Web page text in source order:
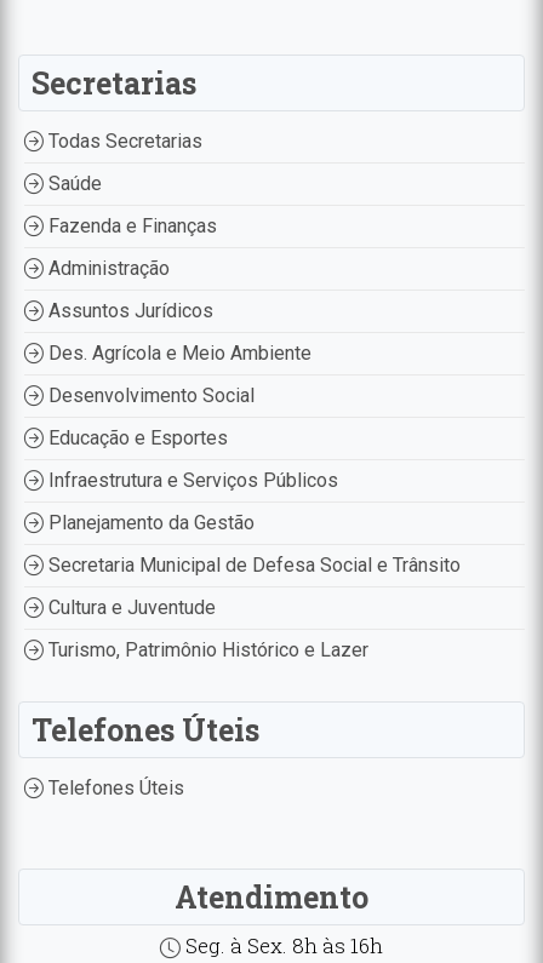
Secretarias
Todas Secretarias
Saúde
Fazenda e Finanças
Administração
Assuntos Jurídicos
Des. Agrícola e Meio Ambiente
Desenvolvimento Social
Educação e Esportes
Infraestrutura e Serviços Públicos
Planejamento da Gestão
Secretaria Municipal de Defesa Social e Trânsito
Cultura e Juventude
Turismo, Patrimônio Histórico e Lazer
Telefones Úteis
Telefones Úteis
Atendimento
Seg. à Sex. 8h às 16h